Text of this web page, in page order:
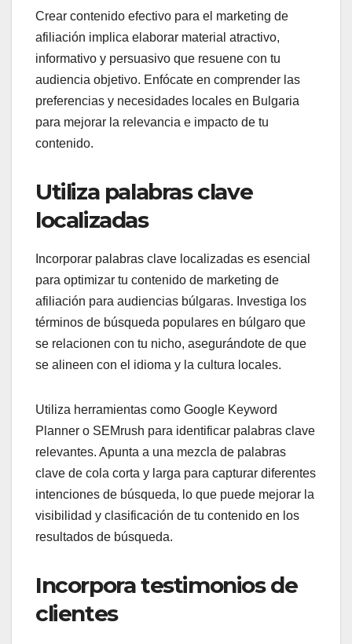
Crear contenido efectivo para el marketing de
afiliación implica elaborar material atractivo,
informativo y persuasivo que resuene con tu
audiencia objetivo. Enfócate en comprender las
preferencias y necesidades locales en Bulgaria
para mejorar la relevancia e impacto de tu
contenido.
Utiliza palabras clave
localizadas
Incorporar palabras clave localizadas es esencial
para optimizar tu contenido de marketing de
afiliación para audiencias búlgaras. Investiga los
términos de búsqueda populares en búlgaro que
se relacionen con tu nicho, asegurándote de que
se alineen con el idioma y la cultura locales.
Utiliza herramientas como Google Keyword
Planner o SEMrush para identificar palabras clave
relevantes. Apunta a una mezcla de palabras
clave de cola corta y larga para capturar diferentes
intenciones de búsqueda, lo que puede mejorar la
visibilidad y clasificación de tu contenido en los
resultados de búsqueda.
Incorpora testimonios de
clientes